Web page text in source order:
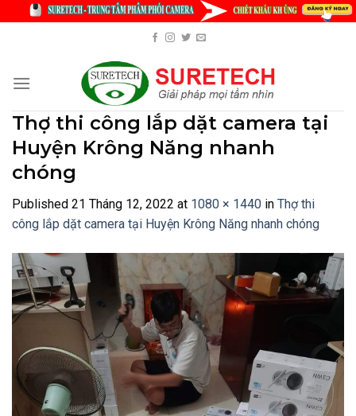
Thợ thi công lắp dặt camera tại
Huyện Krông Năng nhanh
chóng
Published 21 Tháng 12, 2022 at 1080 × 1440 in Thợ thi
công lắp dặt camera tại Huyện Krông Năng nhanh chóng